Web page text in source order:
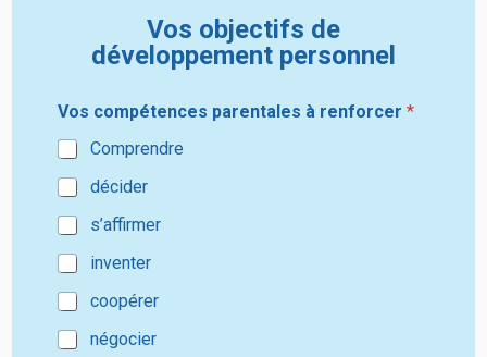
Vos objectifs de
développement personnel
Vos compétences parentales à renforcer*
Comprendre
décider
s’affirmer
inventer
coopérer
négocier